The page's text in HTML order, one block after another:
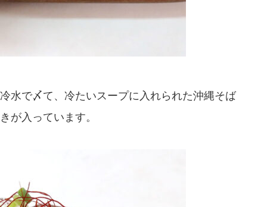
水で〆て、冷たいスープに入れられた沖縄そば
が入っています。